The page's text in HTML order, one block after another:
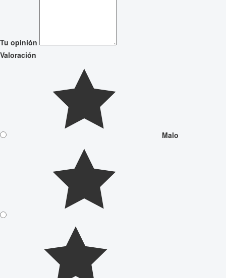
Tu opinión
Valoración
Malo